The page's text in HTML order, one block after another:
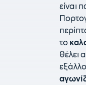
είναι
το
θέλει